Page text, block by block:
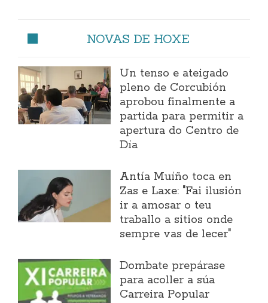
NOVAS DE HOXE
Un tenso e ateigado
pleno de Corcubión
aprobou finalmente a
partida para permitir a
apertura do Centro de
Día
Antía Muíño toca en
Zas e Laxe: "Fai ilusión
ir a amosar o teu
traballo a sitios onde
sempre vas de lecer"
Dombate prepárase
para acoller a súa
Carreira Popular